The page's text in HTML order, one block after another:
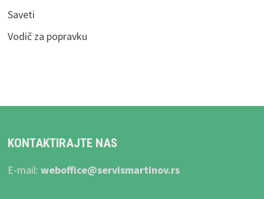
Saveti
Vodič za popravku
KONTAKTIRAJTE NAS
E-mail: weboffice@servismartinov.rs